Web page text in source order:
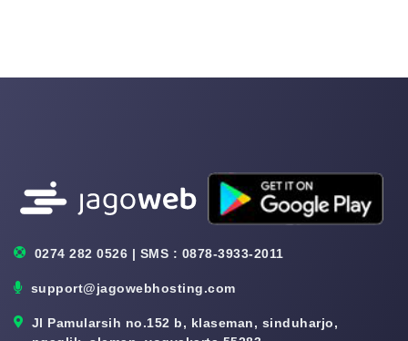
0274 282 0526 | SMS : 0878-3933-2011
support@jagowebhosting.com
Jl Pamularsih no.152 b, klaseman, sinduharjo,